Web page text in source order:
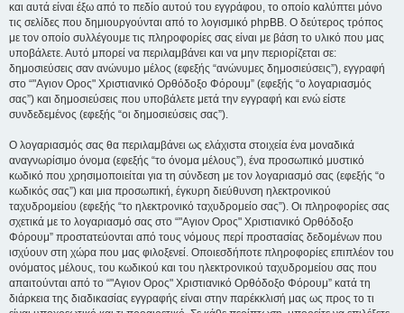
και αυτά είναι έξω από το πεδίο αυτού του εγγράφου, το οποίο καλύπτει μόνο
τις σελίδες που δημιουργούνται από το λογισμικό phpBB. Ο δεύτερος τρόπος
με τον οποίο συλλέγουμε τις πληροφορίες σας είναι με βάση το υλικό που μας
υποβάλετε. Αυτό μπορεί να περιλαμβάνει και να μην περιορίζεται σε:
δημοσιεύσεις σαν ανώνυμο μέλος (εφεξής “ανώνυμες δημοσιεύσεις”), εγγραφή
στο “"Αγιον Ορος" Χριστιανικό Ορθόδοξο Φόρουμ” (εφεξής “ο λογαριασμός
σας”) και δημοσιεύσεις που υποβάλετε μετά την εγγραφή και ενώ είστε
συνδεδεμένος (εφεξής “οι δημοσιεύσεις σας”).
Ο λογαριασμός σας θα περιλαμβάνει ως ελάχιστα στοιχεία ένα μοναδικά
αναγνωρίσιμο όνομα (εφεξής “το όνομα μέλους”), ένα προσωπικό μυστικό
κωδικό που χρησιμοποιείται για τη σύνδεση με τον λογαριασμό σας (εφεξής “ο
κωδικός σας”) και μια προσωπική, έγκυρη διεύθυνση ηλεκτρονικού
ταχυδρομείου (εφεξής “το ηλεκτρονικό ταχυδρομείο σας”). Οι πληροφορίες σας
σχετικά με το λογαριασμό σας στο “"Αγιον Ορος" Χριστιανικό Ορθόδοξο
Φόρουμ” προστατεύονται από τους νόμους περί προστασίας δεδομένων που
ισχύουν στη χώρα που μας φιλοξενεί. Οποιεσδήποτε πληροφορίες επιπλέον του
ονόματος μέλους, του κωδικού και του ηλεκτρονικού ταχυδρομείου σας που
απαιτούνται από το “"Αγιον Ορος" Χριστιανικό Ορθόδοξο Φόρουμ” κατά τη
διάρκεια της διαδικασίας εγγραφής είναι στην παρέκκλισή μας ως προς το τι